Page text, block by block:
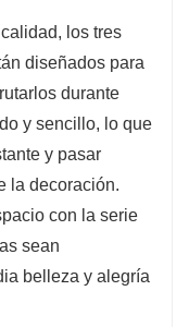
los tres
diseñados para
durante
y sencillo, lo que
y pasar
la decoración.
con la serie
sean
belleza y alegría